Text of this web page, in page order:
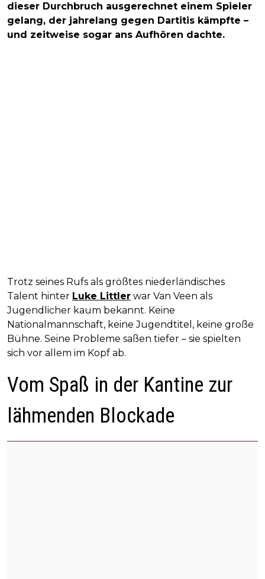
dieser Durchbruch ausgerechnet einem Spieler
gelang, der jahrelang gegen Dartitis kämpfte –
und zeitweise sogar ans Aufhören dachte.
Trotz seines Rufs als größtes niederländisches
Talent hinter Luke Littler war Van Veen als
Jugendlicher kaum bekannt. Keine
Nationalmannschaft, keine Jugendtitel, keine große
Bühne. Seine Probleme saßen tiefer – sie spielten
sich vor allem im Kopf ab.
Vom Spaß in der Kantine zur
lähmenden Blockade